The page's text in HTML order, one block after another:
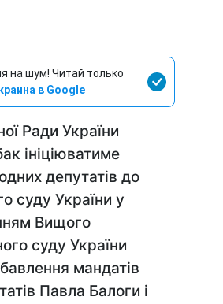
на шум! Читай только
в Google
Ради України
ініціюватиме
депутатів до
суду України у
Вищого
суду України
мандатів
Павла Балоги і